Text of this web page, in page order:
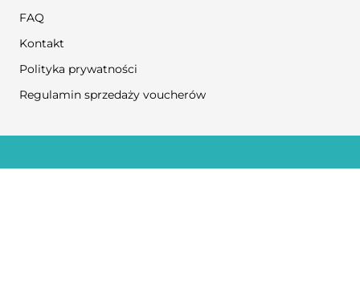
FAQ
Kontakt
Polityka prywatności
Regulamin sprzedaży voucherów